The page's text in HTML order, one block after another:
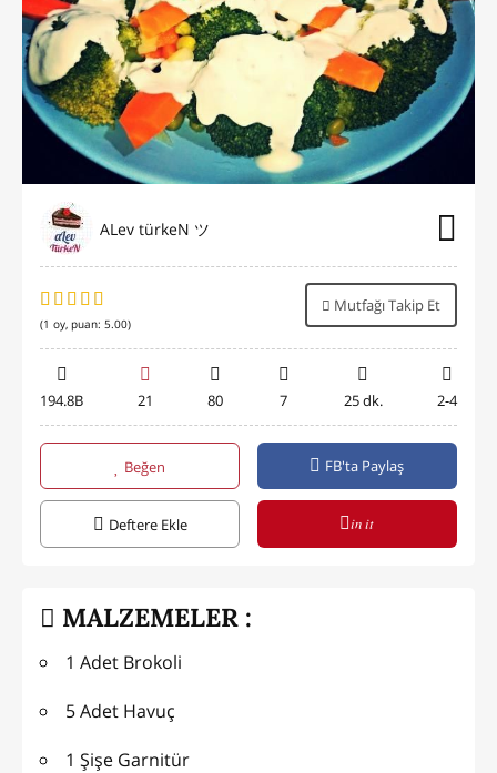
ALev türkeN ツ
(1 oy, puan: 5.00)
Mutfağı Takip Et
194.8B 21 80 7 25 dk. 2-4
Beğen FB'ta Paylaş
Deftere Ekle in it
MALZEMELER :
1 Adet Brokoli
5 Adet Havuç
1 Şişe Garnitür